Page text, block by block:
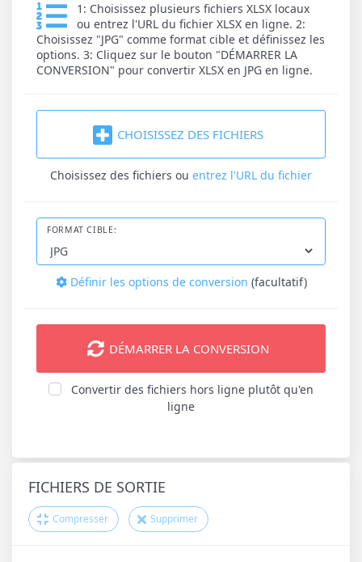
1: Choisissez plusieurs fichiers XLSX locaux
ou entrez l'URL du fichier XLSX en ligne. 2:
Choisissez "JPG" comme format cible et définissez les
options. 3: Cliquez sur le bouton "DÉMARRER LA
CONVERSION" pour convertir XLSX en JPG en ligne.
CHOISISSEZ DES FICHIERS
Choisissez des fichiers ou entrez l'URL du fichier
FORMAT CIBLE:
Définir les options de conversion (facultatif)
DÉMARRER LA CONVERSION
Convertir des fichiers hors ligne plutôt qu'en
ligne
FICHIERS DE SORTIE
Compresser Supprimer